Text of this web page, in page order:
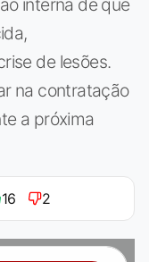
de lesões.
na contratação
a próxima
16 2